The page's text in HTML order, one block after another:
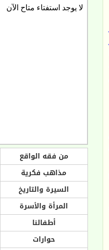
من فقه الواقع
مذاهب فكرية
السيرة والتاريخ
المرأة والأسرة
أطفالنا
حوارات